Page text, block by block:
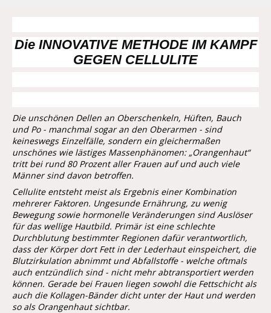
Die INNOVATIVE METHODE IM KAMPF
GEGEN CELLULITE
Die unschönen Dellen an Oberschenkeln, Hüften, Bauch
und Po - manchmal sogar an den Oberarmen - sind
keineswegs Einzelfälle, sondern ein gleichermaßen
unschönes wie lästiges Massenphänomen: „Orangenhaut“
tritt bei rund 80 Prozent aller Frauen auf und auch viele
Männer sind davon betroffen.
Cellulite entsteht meist als Ergebnis einer Kombination
mehrerer Faktoren. Ungesunde Ernährung, zu wenig
Bewegung sowie hormonelle Veränderungen sind Auslöser
für das wellige Hautbild. Primär ist eine schlechte
Durchblutung bestimmter Regionen dafür verantwortlich,
dass der Körper dort Fett in der Lederhaut einspeichert, die
Blutzirkulation abnimmt und Abfallstoffe - welche oftmals
auch entzündlich sind - nicht mehr abtransportiert werden
können. Gerade bei Frauen liegen sowohl die Fettschicht als
auch die Kollagen-Bänder dicht unter der Haut und werden
so als Orangenhaut sichtbar.